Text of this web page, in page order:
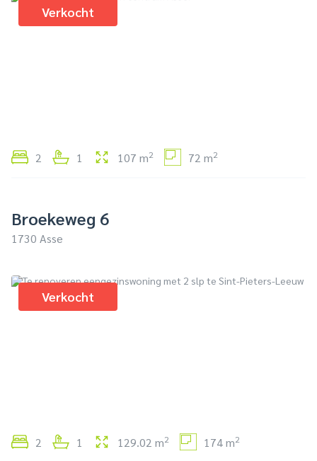
Verkocht
2 1 107 m2 72 m2
Broekeweg 6
1730 Asse
Verkocht
2 1 129.02 m2 174 m2